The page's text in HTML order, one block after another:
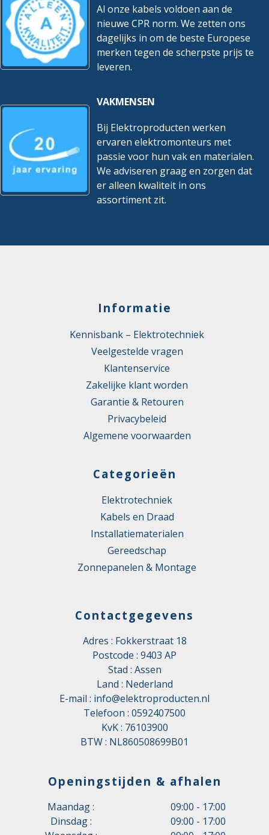
Al onze kabels voldoen aan de
nieuwe CPR norm. We zetten ons
dagelijks in om de beste Europese
merken tegen de scherpste prijs te
leveren.
VAKMENSEN
Bij Elektroproducten werken
ervaren elektromonteurs met
passie voor hun vak en materialen.
We adviseren graag en zorgen dat
er alleen kwaliteit in ons
assortiment zit.
Informatie
Kennisbank – Elektrotechniek
Veelgestelde vragen
Klantenservice
Zakelijke klant worden
Garantie & Retouren
Privacybeleid
Algemene voorwaarden
Categorieën
Elektrotechniek
Kabels en Draad
Installatiematerialen
Gereedschap
Zonnepanelen & Montage
Contactgegevens
Adres : Fokkerstraat 18
Postcode : 9403 AP
Stad : Assen
Land : Nederland
E-mail : info@elektroproducten.nl
Telefoon : 0592407500
KvK : 76103900
BTW : NL860508699B01
Openingstijden & afhalen
Maandag :
09:00 - 17:00
Dinsdag :
09:00 - 17:00